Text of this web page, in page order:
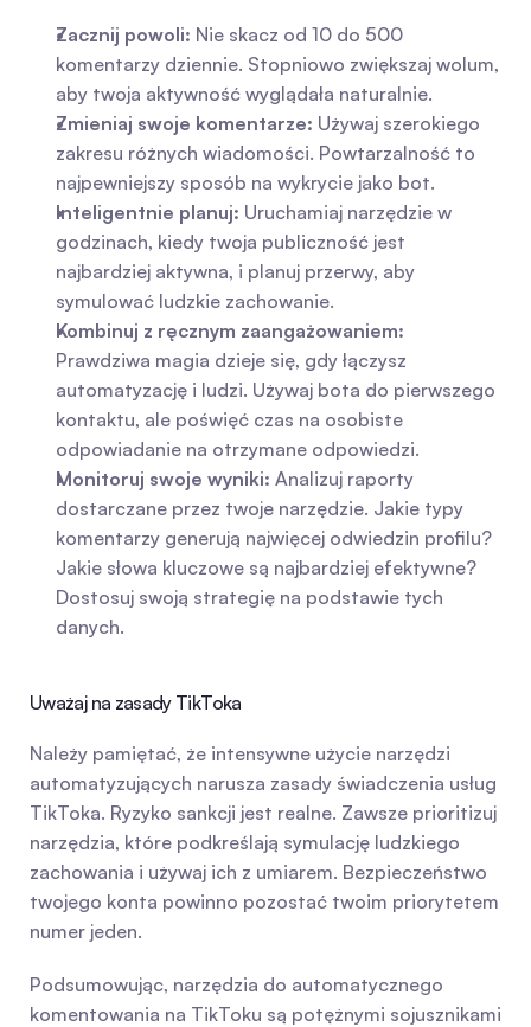
Zacznij powoli: Nie skacz od 10 do 500
komentarzy dziennie. Stopniowo zwiększaj wolum,
aby twoja aktywność wyglądała naturalnie.
Zmieniaj swoje komentarze: Używaj szerokiego
zakresu różnych wiadomości. Powtarzalność to
najpewniejszy sposób na wykrycie jako bot.
Inteligentnie planuj: Uruchamiaj narzędzie w
godzinach, kiedy twoja publiczność jest
najbardziej aktywna, i planuj przerwy, aby
symulować ludzkie zachowanie.
Kombinuj z ręcznym zaangażowaniem:
Prawdziwa magia dzieje się, gdy łączysz
automatyzację i ludzi. Używaj bota do pierwszego
kontaktu, ale poświęć czas na osobiste
odpowiadanie na otrzymane odpowiedzi.
Monitoruj swoje wyniki: Analizuj raporty
dostarczane przez twoje narzędzie. Jakie typy
komentarzy generują najwięcej odwiedzin profilu?
Jakie słowa kluczowe są najbardziej efektywne?
Dostosuj swoją strategię na podstawie tych
danych.
Uważaj na zasady TikToka
Należy pamiętać, że intensywne użycie narzędzi
automatyzujących narusza zasady świadczenia usług
TikToka. Ryzyko sankcji jest realne. Zawsze prioritizuj
narzędzia, które podkreślają symulację ludzkiego
zachowania i używaj ich z umiarem. Bezpieczeństwo
twojego konta powinno pozostać twoim priorytetem
numer jeden.
Podsumowując, narzędzia do automatycznego
komentowania na TikToku są potężnymi sojusznikami